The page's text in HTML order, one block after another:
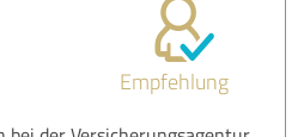
Empfehlung